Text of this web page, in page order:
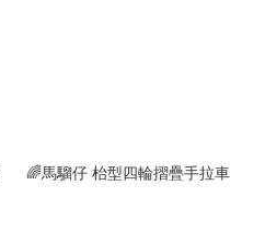
🌈馬騮仔 枱型四輪摺疊手拉車